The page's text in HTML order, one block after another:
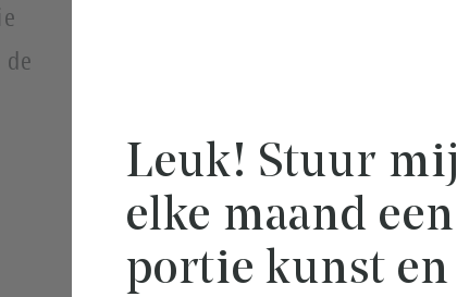
Leuk! Stuur mij
elke maand een
portie kunst en